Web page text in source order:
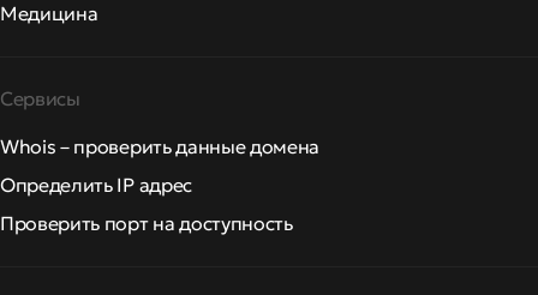
Медицина
Сервисы
Whois – проверить данные домена
Определить IP адрес
Проверить порт на доступность